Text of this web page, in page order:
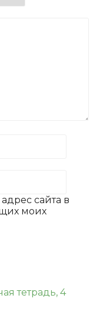
сайта в
моих